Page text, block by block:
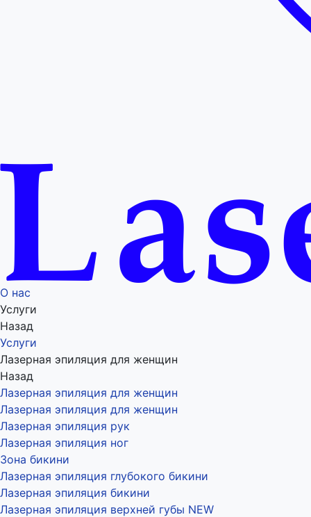
О нас
Услуги
Назад
Услуги
Лазерная эпиляция для женщин
Назад
Лазерная эпиляция для женщин
Лазерная эпиляция для женщин
Лазерная эпиляция рук
Лазерная эпиляция ног
Зона бикини
Лазерная эпиляция глубокого бикини
Лазерная эпиляция бикини
Лазерная эпиляция верхней губы NEW